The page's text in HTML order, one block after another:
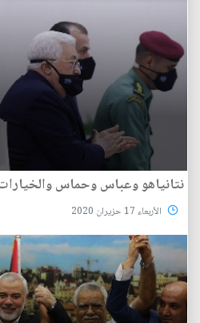
نتانياهو وعباس وحماس
الأربعاء 17 حزيران 2020